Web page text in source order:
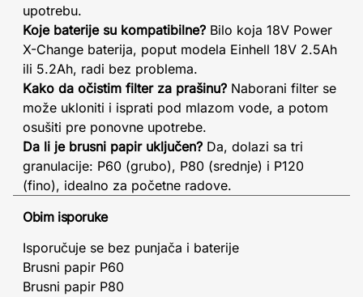
upotrebu.
Koje baterije su kompatibilne? Bilo koja 18V Power
X-Change baterija, poput modela Einhell 18V 2.5Ah
ili 5.2Ah, radi bez problema.
Kako da očistim filter za prašinu? Naborani filter se
može ukloniti i isprati pod mlazom vode, a potom
osušiti pre ponovne upotrebe.
Da li je brusni papir uključen? Da, dolazi sa tri
granulacije: P60 (grubo), P80 (srednje) i P120
(fino), idealno za početne radove.
Obim isporuke
Isporučuje se bez punjača i baterije
Brusni papir P60
Brusni papir P80